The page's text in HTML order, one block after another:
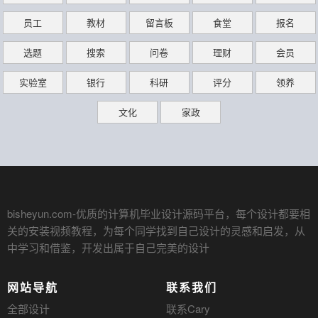
员工 教材 留言板 食堂 报名
选题 搜索 问卷 理财 会员
实验室 银行 科研 评分 领养
文化 家政
bisheyun.com-优质的计算机毕业设计源码平台，每个设计都要相
关的安装视频教程，为每个同学找到自己设计的灵感和启发，从
中学习和借鉴，开发出属于自己完美的设计
网站导航
全部设计
联系我们
联系Cary